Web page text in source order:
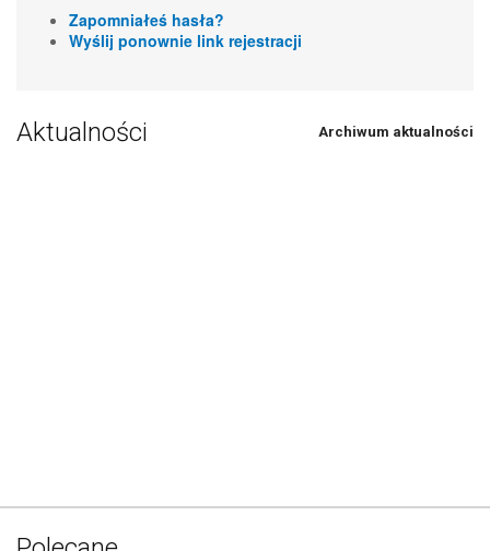
Zapomniałeś hasła?
Wyślij ponownie link rejestracji
Aktualności Archiwum aktualności